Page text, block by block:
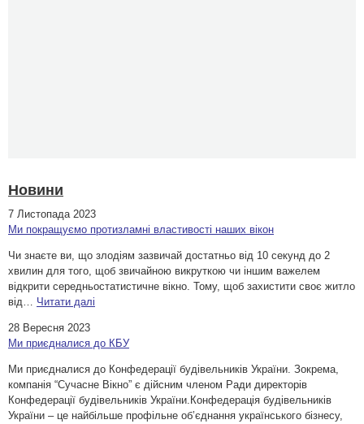
Новини
7 Листопада 2023
Ми покращуємо протизламні властивості наших вікон
Чи знаєте ви, що злодіям зазвичай достатньо від 10 секунд до 2
хвилин для того, щоб звичайною викруткою чи іншим важелем
відкрити середньостатистичне вікно. Тому, щоб захистити своє житло
від… Читати далі
28 Вересня 2023
Ми приєдналися до КБУ
Ми приєдналися до Конфедерації будівельників України. Зокрема,
компанія “Сучасне Вікно” є дійсним членом Ради директорів
Конфедерації будівельників України.Конфедерація будівельників
України – це найбільше профільне об’єднання українського бізнесу,